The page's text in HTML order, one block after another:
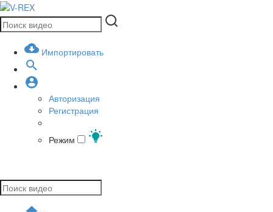
Импортировать
Авторизация
Регистрация
Режим